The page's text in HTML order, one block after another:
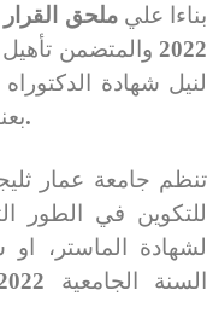
بناءا علي
2022 والمتضمن
لنيل شهادة
2021/2022.
للتكوين في الطور
لشهادة الماستر،
السنة الجامعية